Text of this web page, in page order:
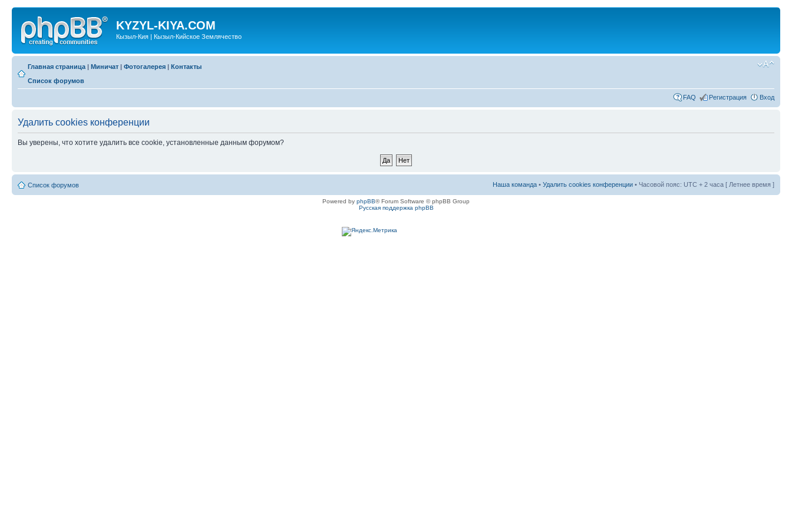
KYZYL-KIYA.COM
Кызыл-Кия | Кызыл-Кийское Землячество
Главная страница | Миничат | Фотогалерея | Контакты
Список форумов
FAQ Регистрация Вход
Удалить cookies конференции
Вы уверены, что хотите удалить все cookie, установленные данным форумом?
Список форумов Наша команда • Удалить cookies конференции • Часовой пояс: UTC + 2 часа [ Летнее время ]
Powered by phpBB® Forum Software © phpBB Group
Русская поддержка phpBB